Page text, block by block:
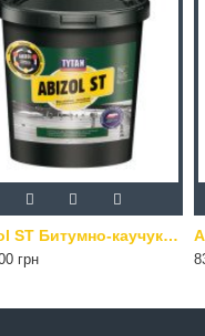
Abizol ST Битумно-каучуковая дисперсионная мастика для приклейки пенополистирола 18 кг
грн